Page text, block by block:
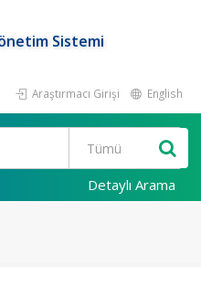
Sistemi
Araştırmacı Girişi English
Detaylı Arama